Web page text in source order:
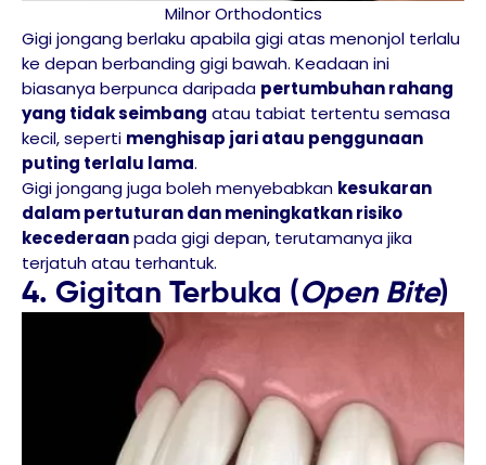
Milnor Orthodontics
Gigi jongang berlaku apabila gigi atas menonjol terlalu
ke depan berbanding gigi bawah. Keadaan ini
biasanya berpunca daripada pertumbuhan rahang
yang tidak seimbang atau tabiat tertentu semasa
kecil, seperti menghisap jari atau penggunaan
puting terlalu lama.
Gigi jongang juga boleh menyebabkan kesukaran
dalam pertuturan dan meningkatkan risiko
kecederaanpada gigi depan, terutamanya jika
terjatuh atau terhantuk.
4. Gigitan Terbuka (Open Bite)